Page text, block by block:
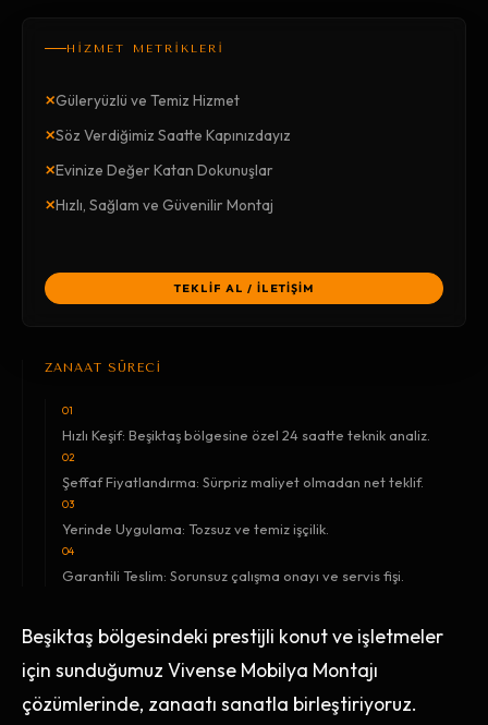
HİZMET METRİKLERİ
×Güleryüzlü ve Temiz Hizmet
×Söz Verdiğimiz Saatte Kapınızdayız
×Evinize Değer Katan Dokunuşlar
×Hızlı, Sağlam ve Güvenilir Montaj
TEKLİF AL / İLETİŞİM
ZANAAT SÜRECİ
01
Hızlı Keşif: Beşiktaş bölgesine özel 24 saatte teknik analiz.
02
Şeffaf Fiyatlandırma: Sürpriz maliyet olmadan net teklif.
03
Yerinde Uygulama: Tozsuz ve temiz işçilik.
04
Garantili Teslim: Sorunsuz çalışma onayı ve servis fişi.
Beşiktaş bölgesindeki prestijli konut ve işletmeler
için sunduğumuz Vivense Mobilya Montajı
çözümlerinde, zanaatı sanatla birleştiriyoruz.